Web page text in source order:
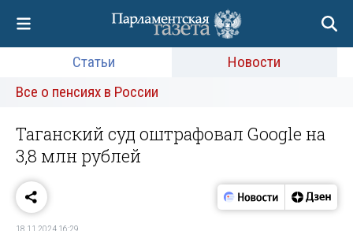
Статьи
Новости
Все о пенсиях в России
Таганский суд оштрафовал Google на
3,8 млн рублей
18.11.2024 16:29